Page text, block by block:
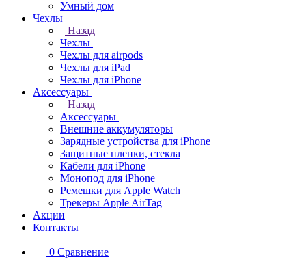
Умный дом
Чехлы
Назад
Чехлы
Чехлы для airpods
Чехлы для iPad
Чехлы для iPhone
Аксессуары
Назад
Аксессуары
Внешние аккумуляторы
Зарядные устройства для iPhone
Защитные пленки, стекла
Кабели для iPhone
Монопод для iPhone
Ремешки для Apple Watch
Трекеры Apple AirTag
Акции
Контакты
0 Сравнение